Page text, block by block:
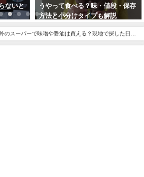
うやって食べる？味・値段・保存
方法と小分けタイプも解説
イブに
のスーパーで味噌や醤油は買える？現地で探した日本